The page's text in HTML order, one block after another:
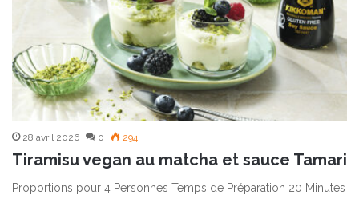
28 avril 2026 0 294
Tiramisu vegan au matcha et sauce Tamari
Proportions pour 4 Personnes Temps de Préparation 20 Minutes